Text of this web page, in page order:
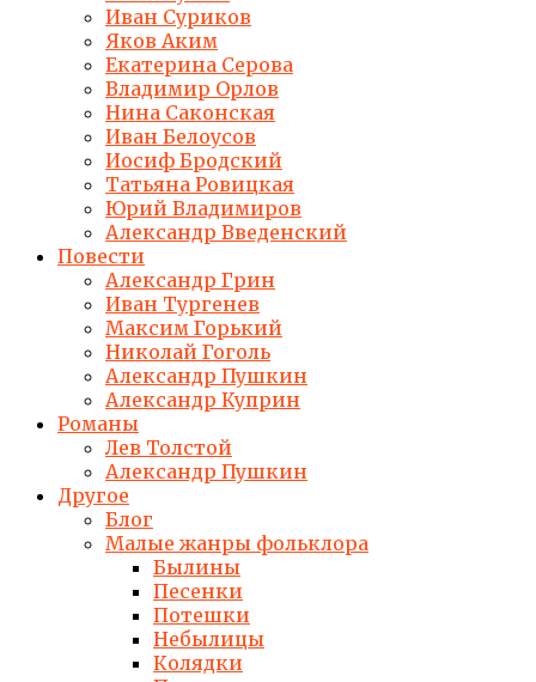
Иван Суриков
Яков Аким
Екатерина Серова
Владимир Орлов
Нина Саконская
Иван Белоусов
Иосиф Бродский
Татьяна Ровицкая
Юрий Владимиров
Александр Введенский
Повести
Александр Грин
Иван Тургенев
Максим Горький
Николай Гоголь
Александр Пушкин
Александр Куприн
Романы
Лев Толстой
Александр Пушкин
Другое
Блог
Малые жанры фольклора
Былины
Песенки
Потешки
Небылицы
Колядки